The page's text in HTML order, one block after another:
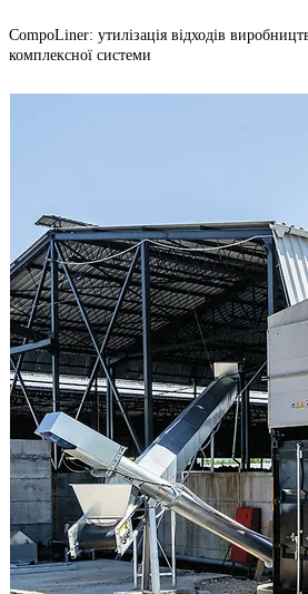
CompoLiner: утилізація відходів
комплексної системи